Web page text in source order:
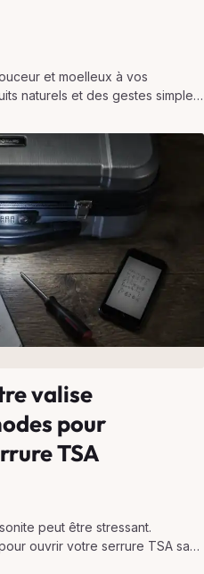
et moelleux à vos
naturels et des gestes simples,
valise
pour
TSA
peut être stressant.
ouvrir votre serrure TSA sans